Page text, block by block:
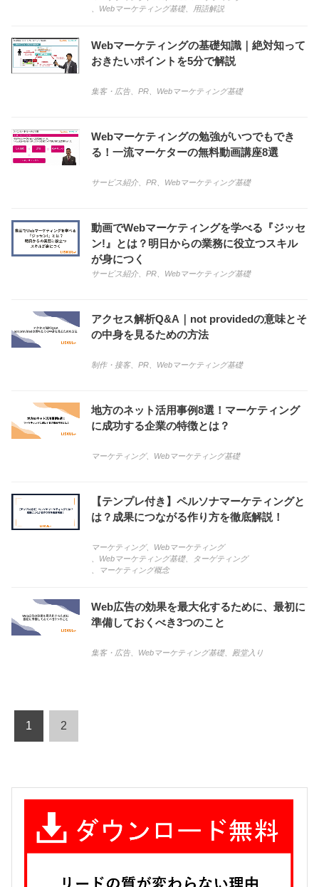
Webマーケティング基礎、 用語解説
Webマーケティングの基礎知識｜絶対知って
おきたいポイントを5分で解説
集客・広告、 PR Webマーケティング基礎
Webマーケティングの勉強がいつでもでき
る！一流マーケターの無料動画講座8選
サービス紹介、 PR Webマーケティング基礎
動画でWebマーケティングを学べる『ジッセ
ン!』とは？明日からの業務に役立つスキル
が身につく
サービス紹介、 PR Webマーケティング基礎
アクセス解析Q&A｜not providedの意味とそ
の中身を見るための方法
制作・接客、 PR Webマーケティング基礎
地方のネット活用事例8選！マーケティング
に成功する企業の特徴とは？
マーケティング、 Webマーケティング基礎
【テンプレ付き】ペルソナマーケティングと
は？成果につながる作り方を徹底解説！
マーケティング、 Webマーケティング
Webマーケティング基礎、
ターゲティング
マーケティング概念
Web広告の効果を最大化するために、最初に
準備しておくべき3つのこと
集客・広告、 Webマーケティング基礎、 殿堂入り
1 2